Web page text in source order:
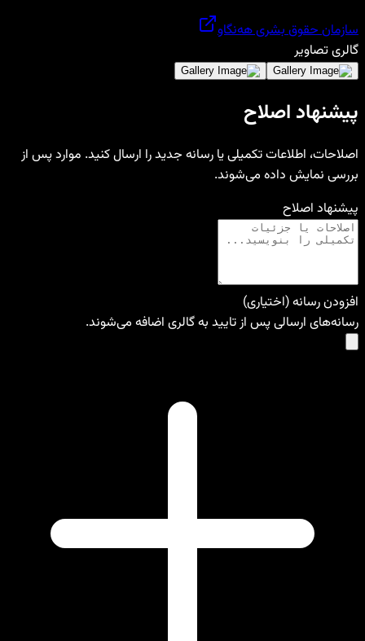
سازمان حقوق بشری هه‌نگاو
گالری تصاویر
پیشنهاد اصلاح
اصلاحات، اطلاعات تکمیلی یا رسانه جدید را ارسال کنید. موارد پس از
بررسی نمایش داده می‌شوند.
پیشنهاد اصلاح
افزودن رسانه (اختیاری)
رسانه‌های ارسالی پس از تایید به گالری اضافه می‌شوند.